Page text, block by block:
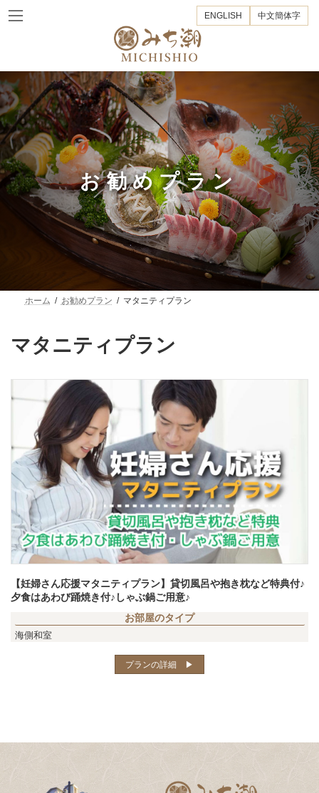
ン
へ
ス
キ
ッ
プ
ビ
ョ
ン
に
移
動
ENGLISH 中文簡体字
お勧めプラン
ホーム お勧めプラン マタニティプラン
マタニティプラン
【妊婦さん応援マタニティプラン】貸切風呂や抱き枕など特典付♪
夕食はあわび踊焼き付♪しゃぶ鍋ご用意♪
お部屋のタイプ
海側和室
プランの詳細 ▶︎